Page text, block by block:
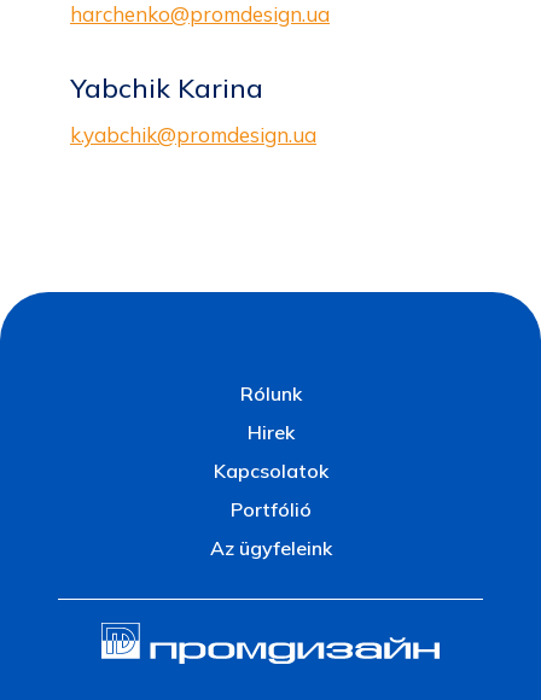
harchenko@promdesign.ua
Yabchik Karina
k.yabchik@promdesign.ua
Rólunk
Hirek
Kapcsolatok
Portfólió
Az ügyfeleink